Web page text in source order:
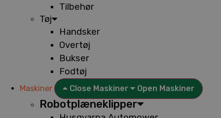
Tilbehør
Tøj
Handsker
Overtøj
Bukser
Fodtøj
Maskiner Close Maskiner Open Maskiner
Robotplæneklipper